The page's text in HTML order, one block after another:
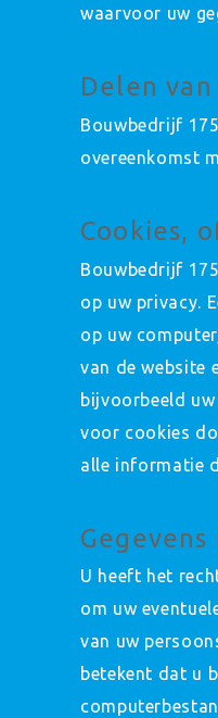
waarvoor uw
Delen
Bouwbedrijf
overeenkomst
Cookies,
Bouwbedrijf
op uw privacy.
op uw
van de website
bijvoorbeeld
voor cookies
alle informatie
U heeft het
om uw
van uw
betekent dat u